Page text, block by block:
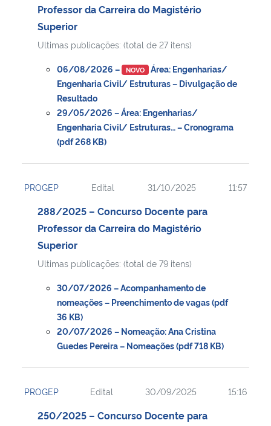
Professor da Carreira do Magistério
Superior
Ultimas publicações: (total de 27 itens)
06/08/2026 – NOVO Área: Engenharias/
Engenharia Civil/ Estruturas – Divulgação de
Resultado
29/05/2026 – Área: Engenharias/
Engenharia Civil/ Estruturas… – Cronograma
(pdf 268 KB)
PROGEP Edital 31/10/2025 11:57
288/2025 – Concurso Docente para
Professor da Carreira do Magistério
Superior
Ultimas publicações: (total de 79 itens)
30/07/2026 – Acompanhamento de
nomeações – Preenchimento de vagas (pdf
36 KB)
20/07/2026 – Nomeação: Ana Cristina
Guedes Pereira – Nomeações (pdf 718 KB)
PROGEP Edital 30/09/2025 15:16
250/2025 – Concurso Docente para